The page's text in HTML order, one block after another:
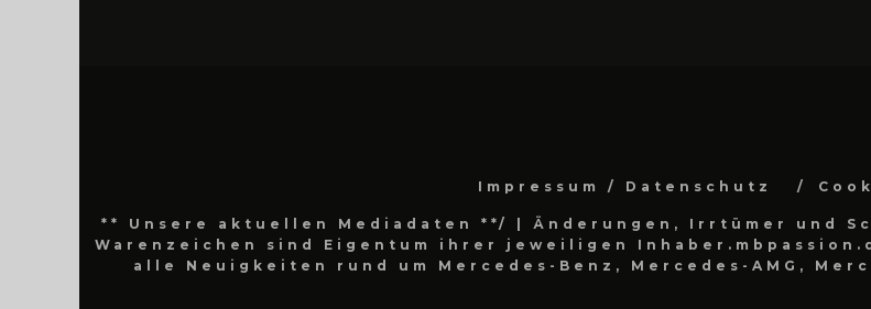
Impressum / Datenschutz
** Unsere aktuellen Mediadaten **/
| Änderungen, Irrtümer und
Warenzeichen sind Eigentum ihrer jeweiligen
alle Neuigkeiten rund um Mercedes-Benz, Mercedes-AMG,